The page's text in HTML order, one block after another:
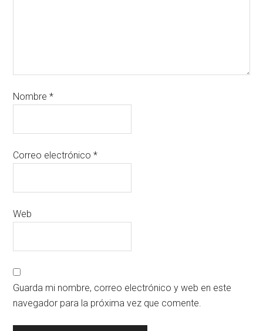
Nombre*
Correo electrónico*
Web
Guarda mi nombre, correo electrónico y web en este
navegador para la próxima vez que comente.